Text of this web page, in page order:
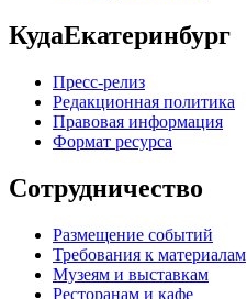
КудаЕкатеринбург
Пресс-релиз
Редакционная политика
Правовая информация
Формат ресурса
Сотрудничество
Размещение событий
Требования к материалам
Музеям и выставкам
Ресторанам и кафе